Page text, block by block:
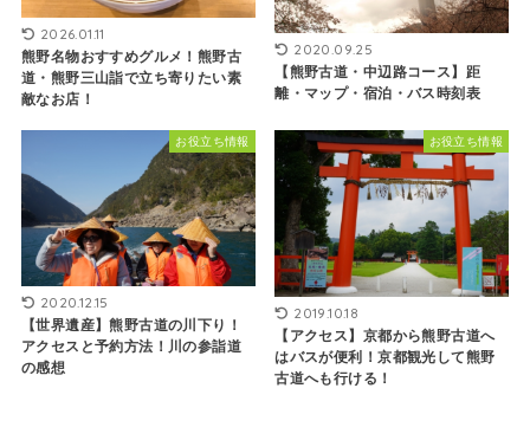
2026.01.11
熊野名物おすすめグルメ！熊野古
道・熊野三山詣で立ち寄りたい素
敵なお店！
2020.09.25
【熊野古道・中辺路コース】距
離・マップ・宿泊・バス時刻表
お役立ち情報
2020.12.15
【世界遺産】熊野古道の川下り！
アクセスと予約方法！川の参詣道
の感想
お役立ち情報
2019.10.18
【アクセス】京都から熊野古道へ
はバスが便利！京都観光して熊野
古道へも行ける！